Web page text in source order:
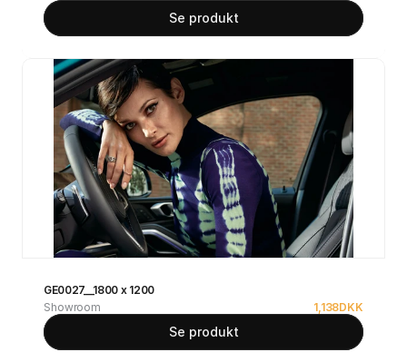
Se produkt
GE0027__1800 x 1200
Showroom
1,138DKK
Se produkt